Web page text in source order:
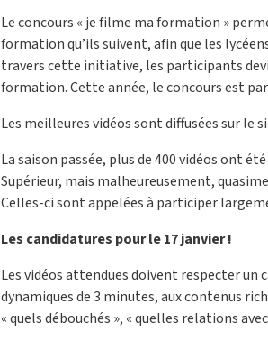
Le concours « je filme ma formation »
formation qu’ils suivent, afin que les
travers cette initiative, les participants
formation. Cette année, le concours est
Les meilleures vidéos sont diffusées sur le
La saison passée, plus de 400 vidéos ont
Supérieur, mais malheureusement,
Celles-ci sont appelées à participer
Les candidatures pour le 17 janvier !
Les vidéos attendues doivent respecter un
dynamiques de 3 minutes, aux contenus
« quels débouchés », « quelles relations